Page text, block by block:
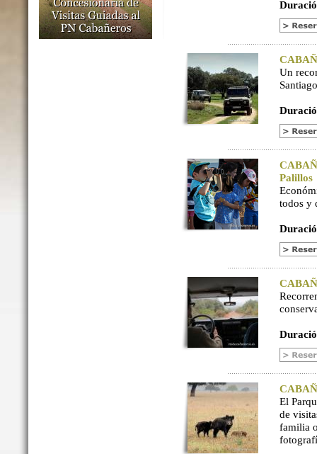
Un
Palillos
todos y
El
de
familia